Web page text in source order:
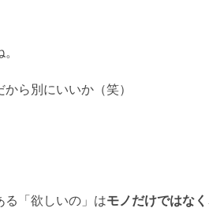
ら別にいいか（笑）
る「欲しいの」はモノだけではな